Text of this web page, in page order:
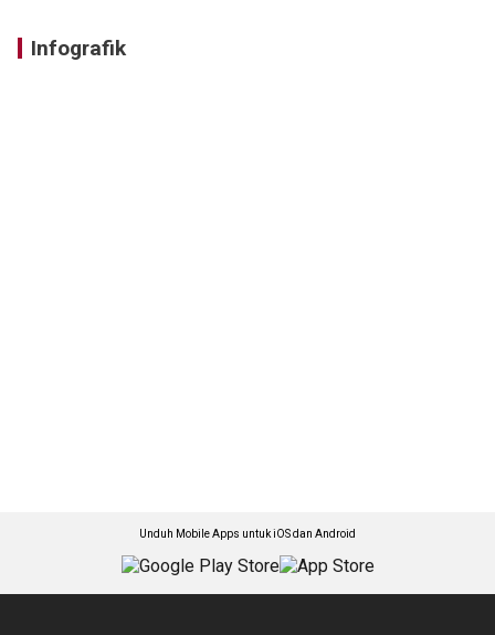
Infografik
Unduh Mobile Apps untuk iOS dan Android